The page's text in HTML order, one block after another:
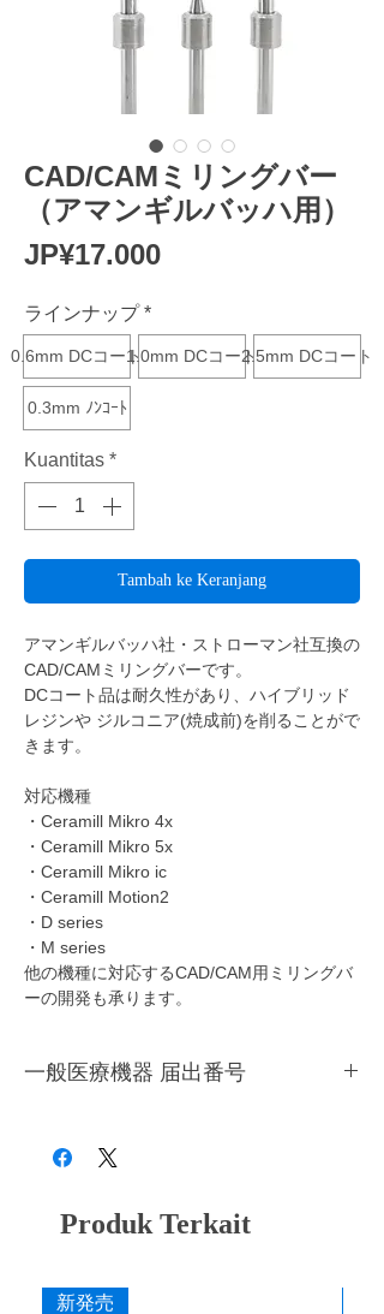
CAD/CAMミリングバー
（アマンギルバッハ用）
JP¥17.000Harga
ラインナップ *
0.6mm DCコート1.0mm DCコート2.5mm DCコート
0.3mm ﾉﾝｺｰﾄ
Kuantitas *
Tambah ke Keranjang
アマンギルバッハ社・ストローマン社互換の
CAD/CAMミリングバーです。
DCコート品は耐久性があり、ハイブリッド
レジンや ジルコニア(焼成前)を削ることがで
きます。
対応機種
・Ceramill Mikro 4x
・Ceramill Mikro 5x
・Ceramill Mikro ic
・Ceramill Motion2
・D series
・M series
他の機種に対応するCAD/CAM用ミリングバ
ーの開発も承ります。
一般医療機器 届出番号
Produk Terkait
新発売